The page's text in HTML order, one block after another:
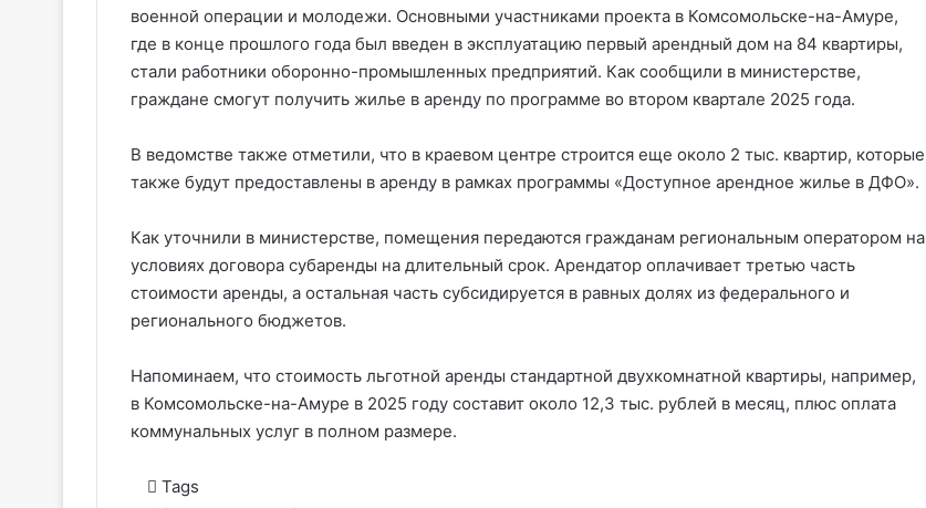
военной операции и молодежи. Основными участниками проекта в Комсомольске-на-Амуре,
где в конце прошлого года был введен в эксплуатацию первый арендный дом на 84 квартиры,
стали работники оборонно-промышленных предприятий. Как сообщили в министерстве,
граждане смогут получить жилье в аренду по программе во втором квартале 2025 года.
В ведомстве также отметили, что в краевом центре строится еще около 2 тыс. квартир, которые
также будут предоставлены в аренду в рамках программы «Доступное арендное жилье в ДФО».
Как уточнили в министерстве, помещения передаются гражданам региональным оператором на
условиях договора субаренды на длительный срок. Арендатор оплачивает третью часть
стоимости аренды, а остальная часть субсидируется в равных долях из федерального и
регионального бюджетов.
Напоминаем, что стоимость льготной аренды стандартной двухкомнатной квартиры, например,
в Комсомольске-на-Амуре в 2025 году составит около 12,3 тыс. рублей в месяц, плюс оплата
коммунальных услуг в полном размере.
Tags